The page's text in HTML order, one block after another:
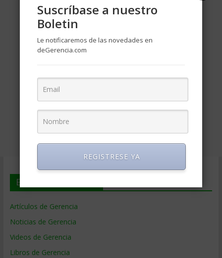
En deGerencia.com
Artículos de Gerencia
Noticias de Gerencia
Videos de Gerencia
Libros de Gerencia
Suscríbase a nuestro
Boletin
Le notificaremos de las novedades en
deGerencia.com
REGISTRESE YA